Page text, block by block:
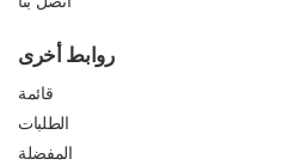
روابط أخرى
قائمة
الطلبات
المفضلة